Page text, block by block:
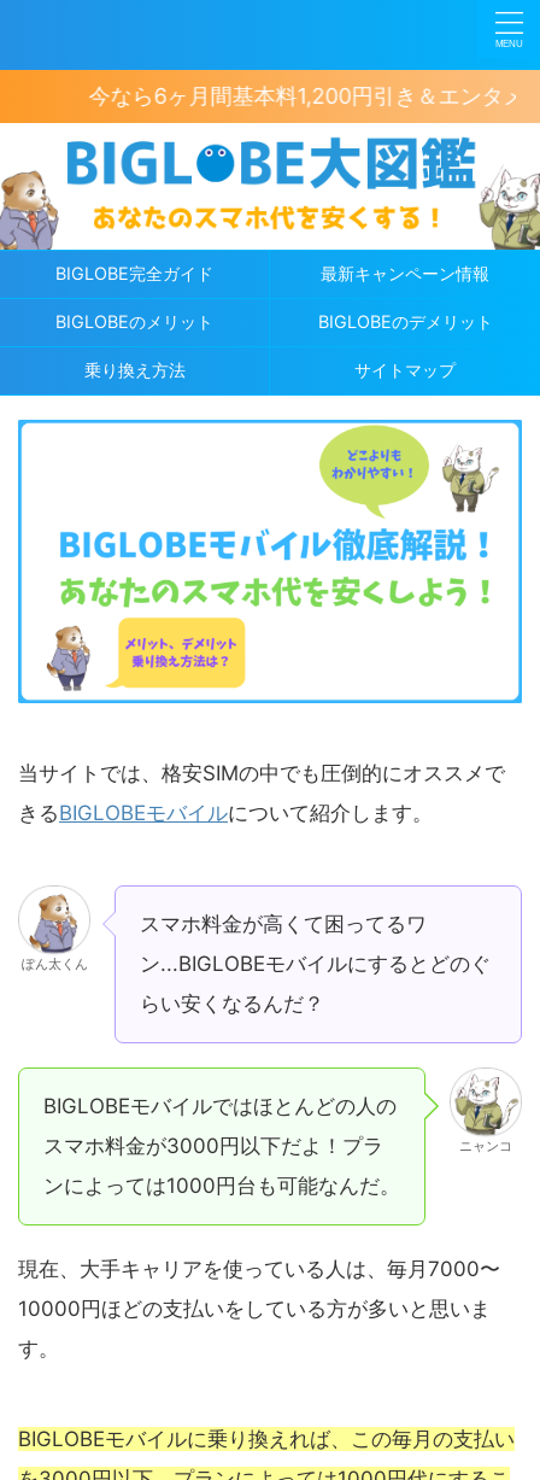
今なら6ヶ月間基本料1,200円引き＆エンタメフリー3
BIGLOBE完全ガイド 最新キャンペーン情報
BIGLOBEのメリット BIGLOBEのデメリット
乗り換え方法 サイトマップ
当サイトでは、格安SIMの中でも圧倒的にオススメで
きるBIGLOBEモバイルについて紹介します。
ぽん太くん
スマホ料金が高くて困ってるワ
ン...BIGLOBEモバイルにするとどのぐ
らい安くなるんだ？
BIGLOBEモバイルではほとんどの人の
スマホ料金が3000円以下だよ！プラ
ンによっては1000円台も可能なんだ。
ニャンコ
現在、大手キャリアを使っている人は、毎月7000〜
10000円ほどの支払いをしている方が多いと思いま
す。
BIGLOBEモバイルに乗り換えれば、この毎月の支払い